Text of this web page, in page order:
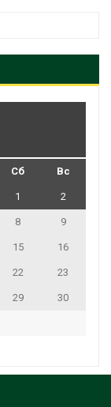
Сб Вс
1 2
8 9
15 16
22 23
29 30